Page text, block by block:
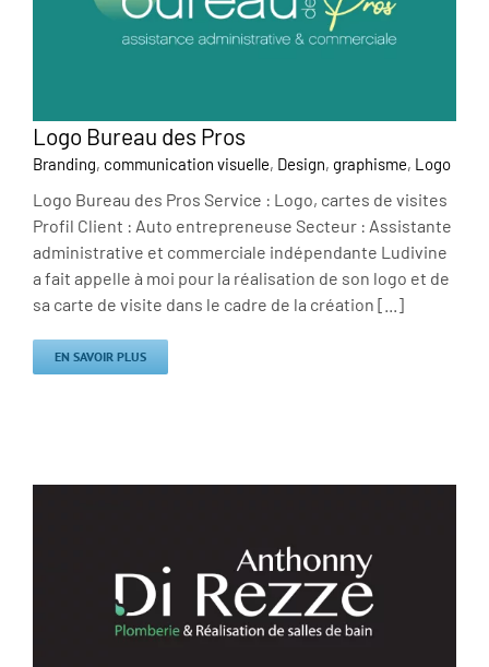
Logo Bureau des Pros
Branding, communication visuelle, Design, graphisme, Logo
Logo Bureau des Pros Service : Logo, cartes de visites
Profil Client : Auto entrepreneuse Secteur : Assistante
administrative et commerciale indépendante Ludivine
a fait appelle à moi pour la réalisation de son logo et de
sa carte de visite dans le cadre de la création [...]
EN SAVOIR PLUS